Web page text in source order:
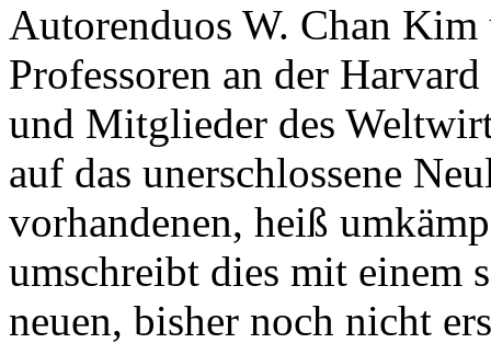
Autorenduos W. Chan Kim
Professoren an der
und Mitglieder des
auf das unerschlossene
vorhandenen, heiß
umschreibt dies mit einem
neuen, bisher noch nicht